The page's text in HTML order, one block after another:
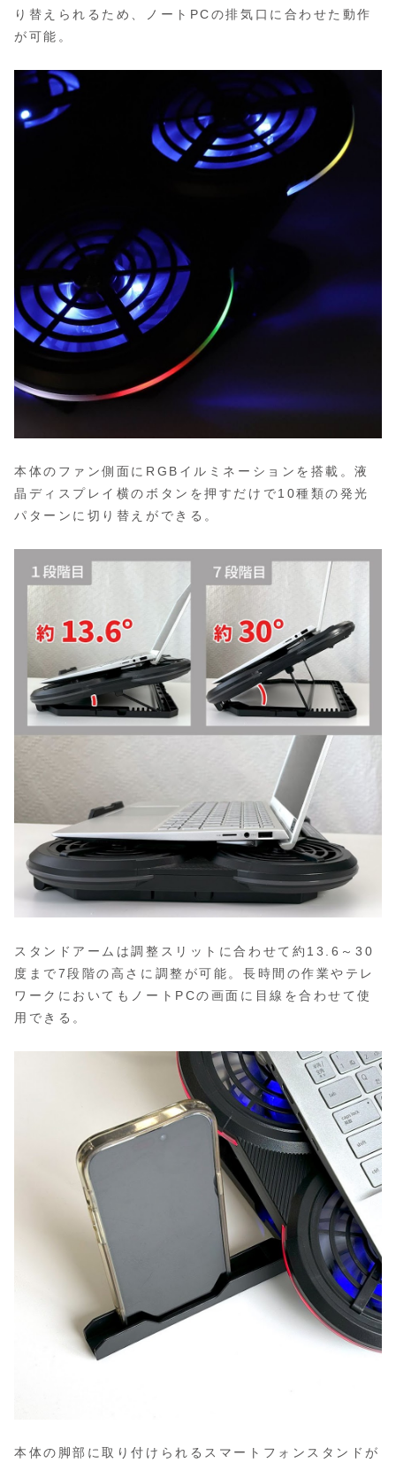
り替えられるため、ノートPCの排気口に合わせた動作
が可能。
本体のファン側面にRGBイルミネーションを搭載。液
晶ディスプレイ横のボタンを押すだけで10種類の発光
パターンに切り替えができる。
スタンドアームは調整スリットに合わせて約13.6～30
度まで7段階の高さに調整が可能。長時間の作業やテレ
ワークにおいてもノートPCの画面に目線を合わせて使
用できる。
本体の脚部に取り付けられるスマートフォンスタンドが